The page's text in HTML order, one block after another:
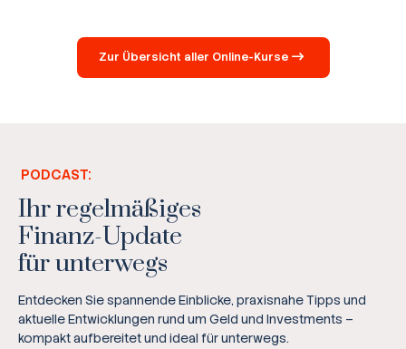
Zur Übersicht aller Online-Kurse
PODCAST:
Ihr regelmäßiges
Finanz-Update
für unterwegs
Entdecken Sie spannende Einblicke, praxisnahe Tipps und
aktuelle Entwicklungen rund um Geld und Investments –
kompakt aufbereitet und ideal für unterwegs.